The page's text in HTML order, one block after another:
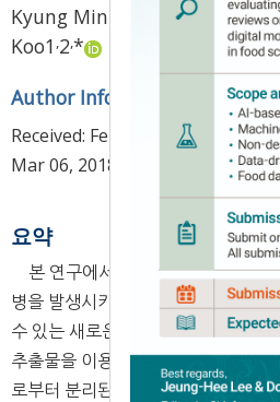
Kyung Min Park 2,
Koo1 ,2,*
Author Information &
Received: Feb 07, 2018; Revised:
Mar 06, 2018
요약
본 연구에서는 생강의 저온 저장
병을 발생시키는 병원균을 확인하고
수 있는 새로운 천연 항진균 물질을
추출물을 이용하여 항진균 활성을
로부터 분리된 곰팡이는 총 4종으로